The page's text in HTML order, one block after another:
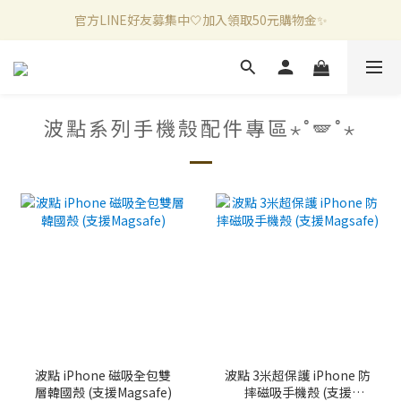
新加入會員滿千折百✨全館899超商免運費🛒
官方LINE好友募集中🤍加入領取50元購物金✨
新加入會員滿千折百✨全館899超商免運費🛒
波點系列手機殼配件專區⋆˚🪽˚⋆
波點 iPhone 磁吸全包雙
層韓國殼 (支援Magsafe)
波點 3米超保護 iPhone 防
摔磁吸手機殼 (支援